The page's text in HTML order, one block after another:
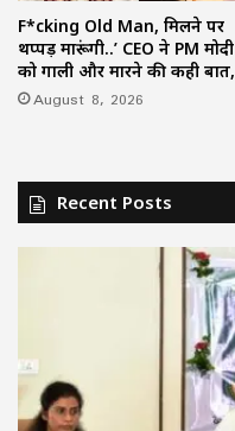
F*cking Old Man, मिलने पर
थप्पड़ मारूंगी..’ CEO ने PM मोदी
को गाली और मारने की कही बात,
August 8, 2026
Recent Posts